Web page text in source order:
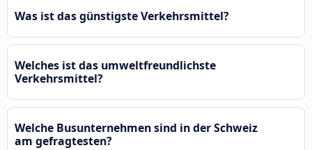
Was ist das günstigste Verkehrsmittel?
Welches ist das umweltfreundlichste
Verkehrsmittel?
Welche Busunternehmen sind in der Schweiz
am gefragtesten?